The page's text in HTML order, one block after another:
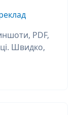
PDF,
Швидко,